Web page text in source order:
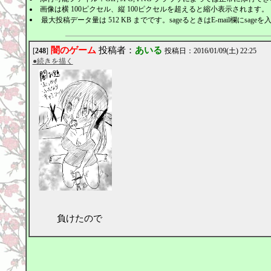
画像は横 100ピクセル、縦 100ピクセルを超えると縮小表示されます。
最大投稿データ量は 512 KB までです。sageるときはE-mail欄にsageを入
[248] 闇のゲーム投稿者： あいる 投稿日：2016/01/09(土) 22:25
●続きを描く
負けたので